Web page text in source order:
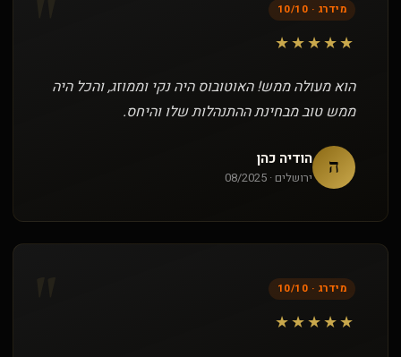
מידרג · 10/10
★★★★★
הוא מעולה ממש! האוטובוס היה נקי וממוזג, והכל היה
ממש טוב מבחינת ההתנהלות שלו והיחס.
ה הודיה כהן
ירושלים · 08/2025
מידרג · 10/10
★★★★★